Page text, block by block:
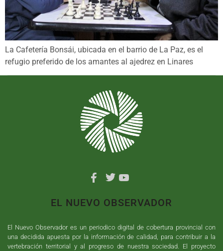
La Cafetería Bonsái, ubicada en el barrio de La Paz, es el
refugio preferido de los amantes al ajedrez en Linares
EL NUEVO OBSERVADOR
El Nuevo Observador es un periodico digital de cobertura provincial con
una decidida apuesta por la información de calidad, para contribuir a la
vertebración territorial y al progreso de nuestra sociedad. El proyecto